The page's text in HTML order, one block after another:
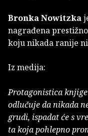
Bronka Nowitzka
nagrađena
koju nikada ranije
Iz medija:
Protagonistica
odlučuje da nikada
grudi, ispadat će s
ta koja pohlepno